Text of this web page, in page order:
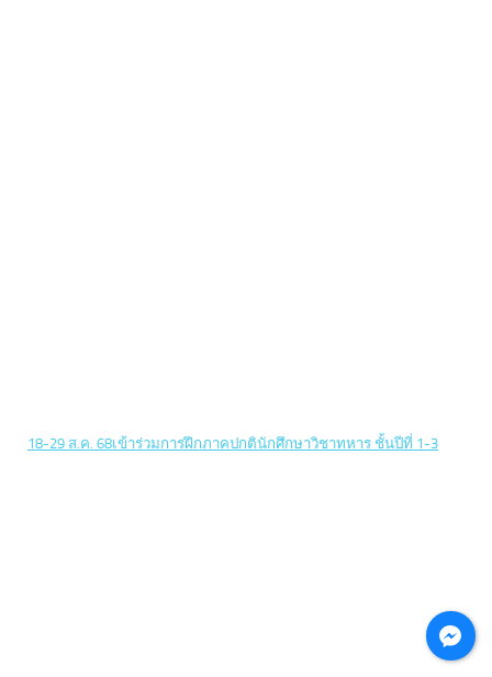
18-29 ส.ค. 68เข้าร่วมการฝึกภาคปกตินักศึกษาวิชาทหาร ชั้นปีที่ 1-3